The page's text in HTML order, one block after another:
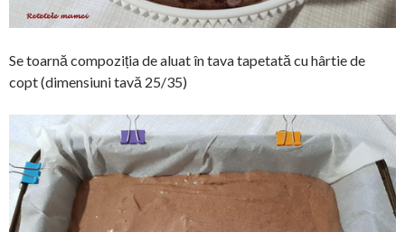
Se toarnă compoziția de aluat în tava tapetată cu hârtie de
copt (dimensiuni tavă 25/35)